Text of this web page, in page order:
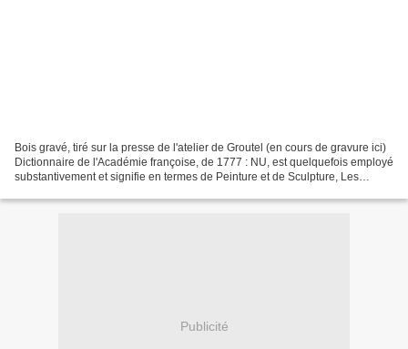
Bois gravé, tiré sur la presse de l'atelier de Groutel (en cours de gravure ici)
Dictionnaire de l'Académie françoise, de 1777 : NU, est quelquefois employé
substantivement et signifie en termes de Peinture et de Sculpture, Les
Publicité